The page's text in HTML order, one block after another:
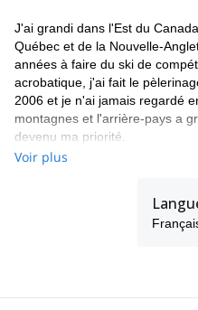
J'ai grandi dans l'Est du
Québec et de la Nouvelle-
années à faire du ski de
acrobatique, j'ai fait le
2006 et je n'ai jamais regardé
montagnes et l'arrière-pays a
devenu ma priorité.
Ma carrière de guide a débuté
canadiens (ACMG). Je suis
de l'Association canadienne
explorer les montagnes de la
Voir plus